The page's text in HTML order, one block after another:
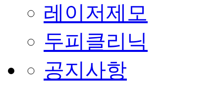
레이저제모
두피클리닉
공지사항